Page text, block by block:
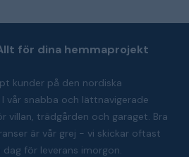
för dina hemmaprojekt
kunder på den nordiska
vår snabba och lättnavigerade
villan, trädgården och garaget. Bra
är vår grej - vi skickar oftast
för leverans imorgon.